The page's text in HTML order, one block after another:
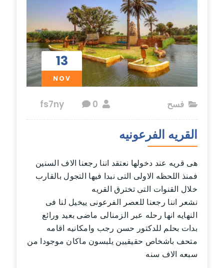
13
NOV
فسح 0
القريه الفرعونيه
هى قريه عند دخولها نعتقد اننا رجعنا الاف السنين
فمنذ اللحظه الاولى التى نبدا فيها التجول بالقارب
خلال القنوات التى تخترق القريه
نشعر اننا رجعنا للعصر الفرعونى ييخيل لنا فى
النهايه انها رحله عبر الزمنالى ماضى بعيد ورائع
بدات بحلم للدكتور حسن رجب وامكانيه اقامه
متحف باشخاص حقيقيين يلبسون ماكان موجودا من
سبعه الاف سنه